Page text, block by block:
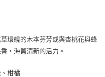
環繞的木本芬芳或與杏桃花與蜂
，海鹽清新的活力。
柑橘